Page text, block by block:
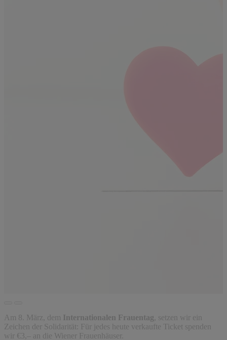
Am 8. März, dem Internationalen Frauentag , setzen wir ein
Zeichen der Solidarität: Für jedes heute verkaufte Ticket spenden
wir €3,– an die Wiener Frauenhäuser.